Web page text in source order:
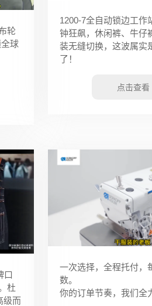
轮
球
1200-7全自动锁边工作
钟狂飙，休闲裤、牛仔
装无缝切换，这波属实
了！
点击查看
口
杜
级而
一次选择，全程托付，
数。
你的订单节奏，我们全